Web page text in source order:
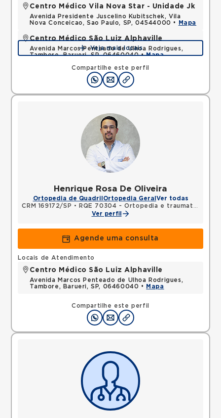
Compartilhe este perfil
Centro Médico Vila Nova Star - Unidade Jk
Avenida Presidente Juscelino Kubitschek, Vila
Nova Conceicao, Sao Paulo, SP, 04544000 •
Mapa
Centro Médico São Luiz Alphaville
Avenida Marcos Penteado de Ulhoa Rodrigues,
Tambore, Barueri, SP, 06460040 •Mapa
Veja mais locais
Henrique Rosa De Oliveira
Ortopedia de Quadril Ortopedia Geral Ver todas
CRM 169172/SP •
RQE 70304 - Ortopedia e traumatologia
Ver perfil
Agende uma consulta
Compartilhe este perfil
Locais de Atendimento
Centro Médico São Luiz Alphaville
Avenida Marcos Penteado de Ulhoa Rodrigues,
Tambore, Barueri, SP, 06460040 •
Mapa